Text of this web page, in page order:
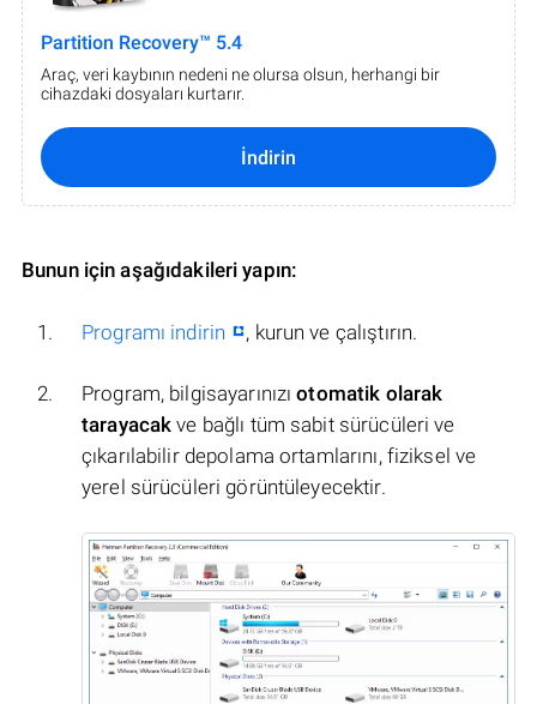
Partition Recovery™ 5.4
Araç, veri kaybının nedeni ne olursa olsun, herhangi bir
cihazdaki dosyaları kurtarır.
İndirin
Bunun için aşağıdakileri yapın:
Programı indirin , kurun ve çalıştırın.
Program, bilgisayarınızıotomatik olarak
tarayacak ve bağlı tüm sabit sürücüleri ve
çıkarılabilir depolama ortamlarını, fiziksel ve
yerel sürücüleri görüntüleyecektir.